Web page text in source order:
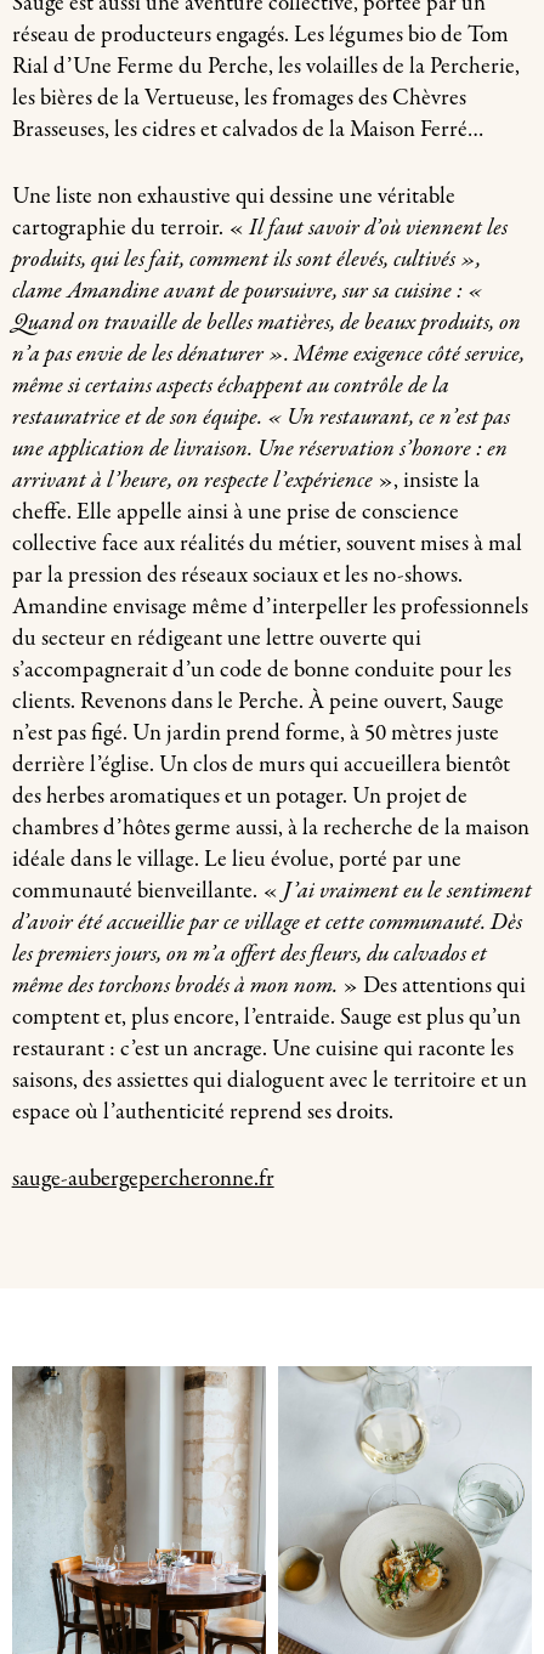
réseau de producteurs engagés. Les légumes bio de Tom
Rial d’Une Ferme du Perche, les volailles de la Percherie,
les bières de la Vertueuse, les fromages des Chèvres
Brasseuses, les cidres et calvados de la Maison Ferré…
Une liste non exhaustive qui dessine une véritable
cartographie du terroir. «Il faut savoir d’où viennent les
produits, qui les fait, comment ils sont élevés, cultivés »,
clame Amandine avant de poursuivre, sur sa cuisine : «
Quand on travaille de belles matières, de beaux produits, on
n’a pas envie de les dénaturer ». Même exigence côté service,
même si certains aspects échappent au contrôle de la
restauratrice et de son équipe. « Un restaurant, ce n’est pas
une application de livraison. Une réservation s’honore : en
arrivant à l’heure, on respecte l’expérience», insiste la
cheffe. Elle appelle ainsi à une prise de conscience
collective face aux réalités du métier, souvent mises à mal
par la pression des réseaux sociaux et les no-shows.
Amandine envisage même d’interpeller les professionnels
du secteur en rédigeant une lettre ouverte qui
s’accompagnerait d’un code de bonne conduite pour les
clients. Revenons dans le Perche. À peine ouvert, Sauge
n’est pas figé. Un jardin prend forme, à 50 mètres juste
derrière l’église. Un clos de murs qui accueillera bientôt
des herbes aromatiques et un potager. Un projet de
chambres d’hôtes germe aussi, à la recherche de la maison
idéale dans le village. Le lieu évolue, porté par une
communauté bienveillante. «J’ai vraiment eu le sentiment
d’avoir été accueillie par ce village et cette communauté. Dès
les premiers jours, on m’a offert des fleurs, du calvados et
même des torchons brodés à mon nom. » Des attentions qui
comptent et, plus encore, l’entraide. Sauge est plus qu’un
restaurant : c’est un ancrage. Une cuisine qui raconte les
saisons, des assiettes qui dialoguent avec le territoire et un
espace où l’authenticité reprend ses droits.
sauge-aubergepercheronne.fr